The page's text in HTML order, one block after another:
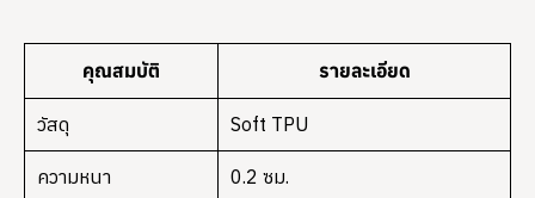
คุณสมบัติ รายละเอียด
วัสดุ Soft TPU
ความหนา 0.2 ซม.